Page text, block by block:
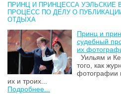
ПРИНЦ И ПРИНЦЕССА УЭЛЬСКИЕ
ПРОЦЕСС ПО ДЕЛУ О
ОТДЫХА
Принц и
судебный
их
Уильям и
того, как
фотографии
их и троих...
Подробнее...